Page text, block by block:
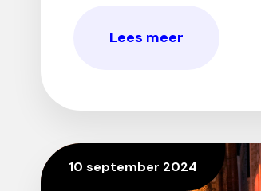
Lees meer
10 september 2024